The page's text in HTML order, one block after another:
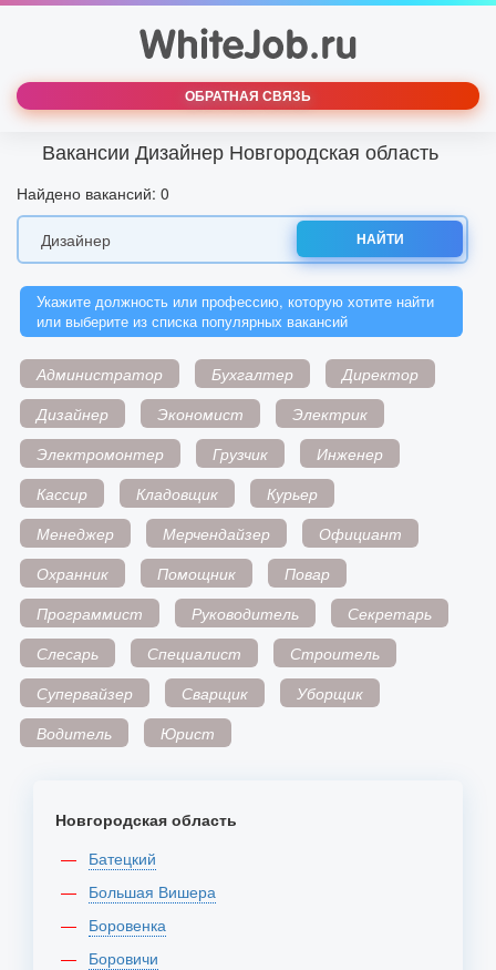
ОБРАТНАЯ СВЯЗЬ
Вакансии Дизайнер Новгородская область
Найдено вакансий: 0
НАЙТИ
Укажите должность или профессию, которую хотите найти
или выберите из списка популярных вакансий
Администратор Бухгалтер
Директор
Дизайнер
Экономист
Электрик
Электромонтер
Грузчик
Инженер
Кассир
Кладовщик
Курьер
Менеджер
Мерчендайзер
Официант
Охранник
Помощник
Повар
Программист
Руководитель
Секретарь
Слесарь
Специалист
Строитель
Супервайзер
Сварщик
Уборщик
Водитель
Юрист
Новгородская область
Батецкий
Большая Вишера
Боровенка
Боровичи